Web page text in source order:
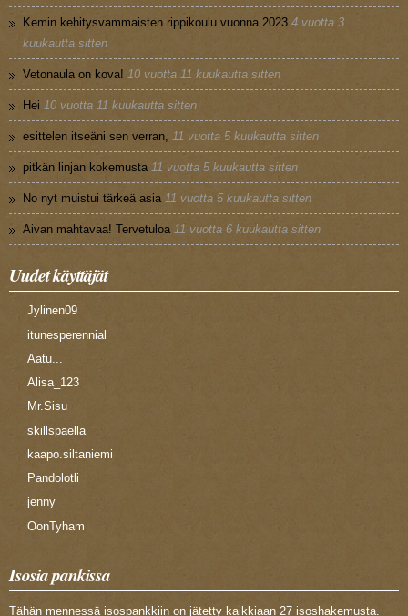
Kemin kehitysvammaisten rippikoulu vuonna 2023 4 vuotta 3
kuukautta sitten
Vetonaula on kova! 10 vuotta 11 kuukautta sitten
Hei 10 vuotta 11 kuukautta sitten
esittelen itseäni sen verran, 11 vuotta 5 kuukautta sitten
pitkän linjan kokemusta 11 vuotta 5 kuukautta sitten
No nyt muistui tärkeä asia 11 vuotta 5 kuukautta sitten
Aivan mahtavaa! Tervetuloa 11 vuotta 6 kuukautta sitten
Uudet käyttäjät
Jylinen09
itunesperennial
Aatu...
Alisa_123
Mr.Sisu
skillspaella
kaapo.siltaniemi
Pandolotli
jenny
OonTyham
Isosia pankissa
Tähän mennessä isospankkiin on jätetty kaikkiaan 27 isoshakemusta.